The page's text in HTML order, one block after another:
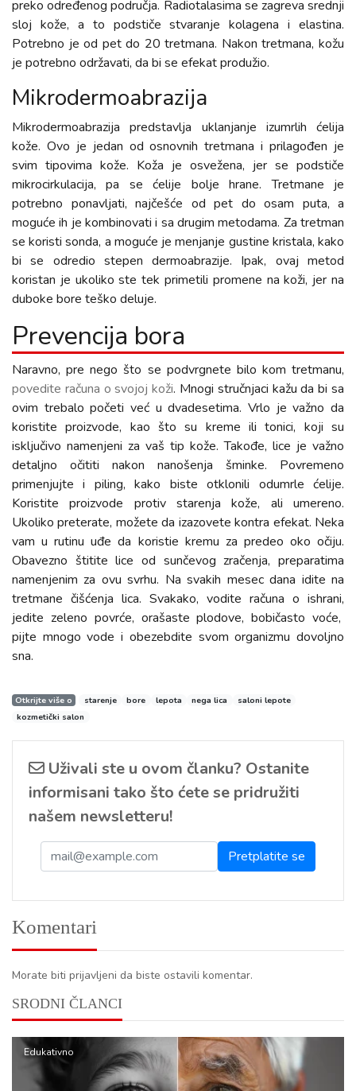
preko određenog područja. Radiotalasima se zagreva srednji
sloj kože, a to podstiče stvaranje kolagena i elastina.
Potrebno je od pet do 20 tretmana. Nakon tretmana, kožu
je potrebno održavati, da bi se efekat produžio.
Mikrodermoabrazija
Mikrodermoabrazija predstavlja uklanjanje izumrlih ćelija
kože. Ovo je jedan od osnovnih tretmana i prilagođen je
svim tipovima kože. Koža je osvežena, jer se podstiče
mikrocirkulacija, pa se ćelije bolje hrane. Tretmane je
potrebno ponavljati, najčešće od pet do osam puta, a
moguće ih je kombinovati i sa drugim metodama. Za tretman
se koristi sonda, a moguće je menjanje gustine kristala, kako
bi se odredio stepen dermoabrazije. Ipak, ovaj metod
koristan je ukoliko ste tek primetili promene na koži, jer na
duboke bore teško deluje.
Prevencija bora
Naravno, pre nego što se podvrgnete bilo kom tretmanu,
povedite računa o svojoj koži. Mnogi stručnjaci kažu da bi sa
ovim trebalo početi već u dvadesetima. Vrlo je važno da
koristite proizvode, kao što su kreme ili tonici, koji su
isključivo namenjeni za vaš tip kože. Takođe, lice je važno
detaljno očititi nakon nanošenja šminke. Povremeno
primenjujte i piling, kako biste otklonili odumrle ćelije.
Koristite proizvode protiv starenja kože, ali umereno.
Ukoliko preterate, možete da izazovete kontra efekat. Neka
vam u rutinu uđe da koristie kremu za predeo oko očiju.
Obavezno štitite lice od sunčevog zračenja, preparatima
namenjenim za ovu svrhu. Na svakih mesec dana idite na
tretmane čišćenja lica. Svakako, vodite računa o ishrani,
jedite zeleno povrće, orašaste plodove, bobičasto voće,
pijte mnogo vode i obezebdite svom organizmu dovoljno
sna.
Otkrijte više o starenje bore lepota nega lica
saloni lepote
kozmetički salon
Uživali ste u ovom članku? Ostanite
informisani tako što ćete se pridružiti
našem newsletteru!
Komentari
Morate biti prijavljeni da biste ostavili komentar.
SRODNI ČLANCI
Edukativno